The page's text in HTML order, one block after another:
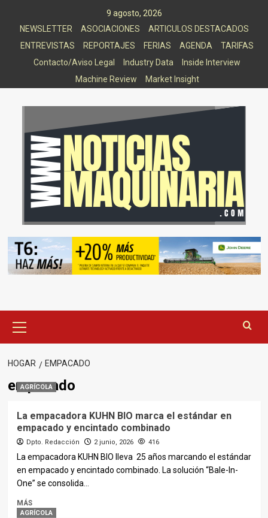
9 agosto, 2026
NEWSLETTER
ASOCIACIONES
ARTICULOS DESTACADOS
ENTREVISTAS
REPORTAJES FERIAS AGENDA
TARIFAS
Contacto/Aviso Legal
Industry Data
Inside Interview
Machine Review
Market Insight
principal
HOGAR EMPACADO
empacado
AGRÍCOLA
La empacadora KUHN BIO marca el estándar en
empacado y encintado combinado
Dpto. Redacción 2 junio, 2026 416
La empacadora KUHN BIO lleva 25 años marcando el estándar
en empacado y encintado combinado. La solución “Bale-In-
One” se consolida...
MÁS
AGRÍCOLA